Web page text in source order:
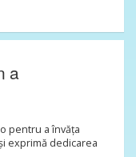
pentru a învăța
exprimă dedicarea